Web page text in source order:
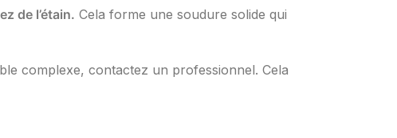
de l’étain. Cela forme une soudure solide qui
complexe, contactez un professionnel. Cela